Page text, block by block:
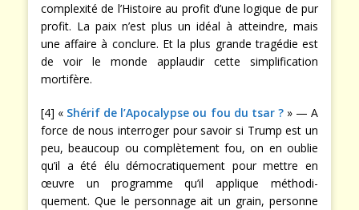
complexité de l’Histoire au profit d’une logique de pur
profit. La paix n’est plus un idéal à atteindre, mais
une affaire à conclure. Et la plus grande tragédie est
de voir le monde applaudir cette simplification
mortifère.
[4] « Shérif de l’Apocalypse ou fou du tsar ?» — A
force de nous interroger pour savoir si Trump est un
peu, beaucoup ou complètement fou, on en oublie
qu’il a été élu démocratiquement pour mettre en
œuvre un programme qu’il applique méthodi-
quement. Que le personnage ait un grain, personne